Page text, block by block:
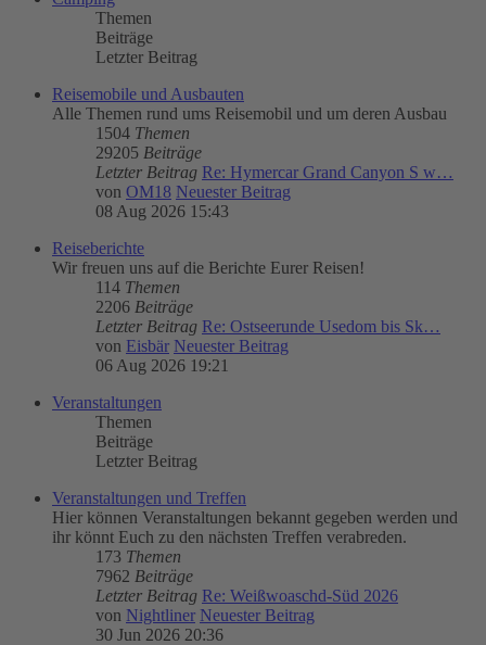
Themen
Beiträge
Letzter Beitrag
Reisemobile und Ausbauten
Alle Themen rund ums Reisemobil und um deren Ausbau
1504 Themen
29205 Beiträge
Letzter Beitrag Re: Hymercar Grand Canyon S w…
von OM18 Neuester Beitrag
08 Aug 2026 15:43
Reiseberichte
Wir freuen uns auf die Berichte Eurer Reisen!
114 Themen
2206 Beiträge
Letzter Beitrag Re: Ostseerunde Usedom bis Sk…
von Eisbär Neuester Beitrag
06 Aug 2026 19:21
Veranstaltungen
Themen
Beiträge
Letzter Beitrag
Veranstaltungen und Treffen
Hier können Veranstaltungen bekannt gegeben werden und
ihr könnt Euch zu den nächsten Treffen verabreden.
173 Themen
7962 Beiträge
Letzter Beitrag Re: Weißwoaschd-Süd 2026
von Nightliner Neuester Beitrag
30 Jun 2026 20:36